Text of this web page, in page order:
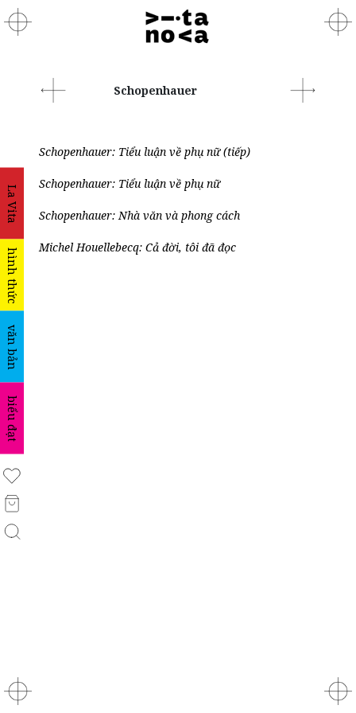
La Vita
hình thức
văn bản
biểu đạt
Schopenhauer
Schopenhauer: Tiểu luận về phụ nữ (tiếp)
Schopenhauer: Tiểu luận về phụ nữ
Schopenhauer: Nhà văn và phong cách
Michel Houellebecq: Cả đời, tôi đã đọc